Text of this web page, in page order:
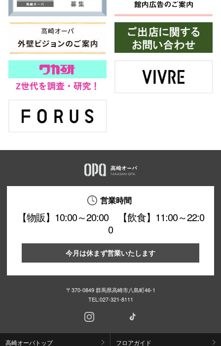
営業時間
【物販】10:00～20:00 【飲食】11:00～22:0
0
今月は休まず営業いたします
〒370-0849 群馬県高崎市八島町46-1
TEL:027-321-8111
高崎オーパトップ フロアガイド